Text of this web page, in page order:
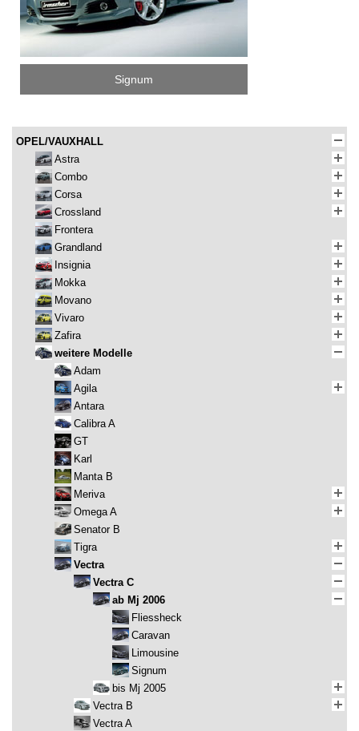
Signum
OPEL/VAUXHALL
Astra
Combo
Corsa
Crossland
Frontera
Grandland
Insignia
Mokka
Movano
Vivaro
Zafira
weitere Modelle
Adam
Agila
Antara
Calibra A
GT
Karl
Manta B
Meriva
Omega A
Senator B
Tigra
Vectra
Vectra C
ab Mj 2006
Fliessheck
Caravan
Limousine
Signum
bis Mj 2005
Vectra B
Vectra A